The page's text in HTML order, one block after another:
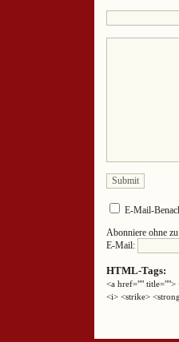
E-Mail-
Abonniere ohne
E-Mail:
HTML-Tags:
<a href="" title="">
<i> <strike>